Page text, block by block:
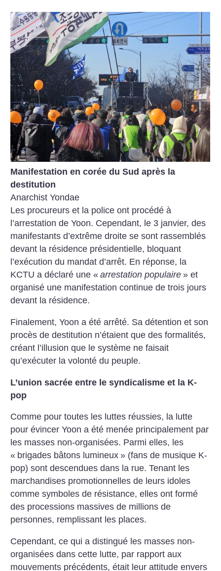
Manifestation en corée du Sud après la
destitution
Anarchist Yondae
Les procureurs et la police ont procédé à
l’arrestation de Yoon. Cependant, le 3 janvier, des
manifestants d’extrême droite se sont rassemblés
devant la résidence présidentielle, bloquant
l’exécution du mandat d’arrêt. En réponse, la
KCTU a déclaré une « arrestation populaire » et
organisé une manifestation continue de trois jours
devant la résidence.
Finalement, Yoon a été arrêté. Sa détention et son
procès de destitution n’étaient que des formalités,
créant l’illusion que le système ne faisait
qu’exécuter la volonté du peuple.
L’union sacrée entre le syndicalisme et la K-
pop
Comme pour toutes les luttes réussies, la lutte
pour évincer Yoon a été menée principalement par
les masses non-organisées. Parmi elles, les
« brigades bâtons lumineux » (fans de musique K-
pop) sont descendues dans la rue. Tenant les
marchandises promotionnelles de leurs idoles
comme symboles de résistance, elles ont ­formé
des processions massives de millions de
personnes, remplissant les places.
Cependant, ce qui a distingué les masses non-
organisées dans cette lutte, par rapport aux
mouvements précédents, était leur attitude envers